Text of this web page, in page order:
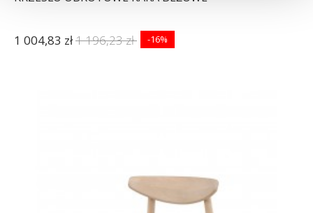
1 004,83 zł1 196,23 zł -16%